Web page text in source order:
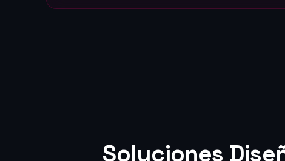
Estáticas:
visitantes en clientes.